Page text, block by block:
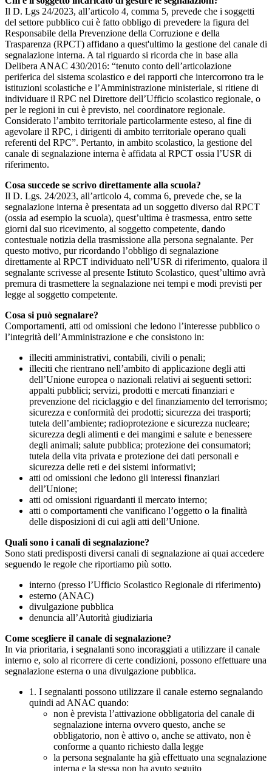
Il D. Lgs 24/2023, all’articolo 4, comma 5, prevede che i soggetti
del settore pubblico cui è fatto obbligo di prevedere la figura del
Responsabile della Prevenzione della Corruzione e della
Trasparenza (RPCT) affidano a quest'ultimo la gestione del canale di
segnalazione interna. A tal riguardo si ricorda che in base alla
Delibera ANAC 430/2016: “tenuto conto dell’articolazione
periferica del sistema scolastico e dei rapporti che intercorrono tra le
istituzioni scolastiche e l’Amministrazione ministeriale, si ritiene di
individuare il RPC nel Direttore dell’Ufficio scolastico regionale, o
per le regioni in cui è previsto, nel coordinatore regionale.
Considerato l’ambito territoriale particolarmente esteso, al fine di
agevolare il RPC, i dirigenti di ambito territoriale operano quali
referenti del RPC”. Pertanto, in ambito scolastico, la gestione del
canale di segnalazione interna è affidata al RPCT ossia l’USR di
riferimento.
Cosa succede se scrivo direttamente alla scuola?
Il D. Lgs. 24/2023, all’articolo 4, comma 6, prevede che, se la
segnalazione interna è presentata ad un soggetto diverso dal RPCT
(ossia ad esempio la scuola), quest’ultima è trasmessa, entro sette
giorni dal suo ricevimento, al soggetto competente, dando
contestuale notizia della trasmissione alla persona segnalante. Per
questo motivo, pur ricordando l’obbligo di segnalazione
direttamente al RPCT individuato nell’USR di riferimento, qualora il
segnalante scrivesse al presente Istituto Scolastico, quest’ultimo avrà
premura di trasmettere la segnalazione nei tempi e modi previsti per
legge al soggetto competente.
Cosa si può segnalare?
Comportamenti, atti od omissioni che ledono l’interesse pubblico o
l’integrità dell’Amministrazione e che consistono in:
illeciti amministrativi, contabili, civili o penali;
illeciti che rientrano nell’ambito di applicazione degli atti
dell’Unione europea o nazionali relativi ai seguenti settori:
appalti pubblici; servizi, prodotti e mercati finanziari e
prevenzione del riciclaggio e del finanziamento del terrorismo;
sicurezza e conformità dei prodotti; sicurezza dei trasporti;
tutela dell’ambiente; radioprotezione e sicurezza nucleare;
sicurezza degli alimenti e dei mangimi e salute e benessere
degli animali; salute pubblica; protezione dei consumatori;
tutela della vita privata e protezione dei dati personali e
sicurezza delle reti e dei sistemi informativi;
atti od omissioni che ledono gli interessi finanziari
dell’Unione;
atti od omissioni riguardanti il mercato interno;
atti o comportamenti che vanificano l’oggetto o la finalità
delle disposizioni di cui agli atti dell’Unione.
Quali sono i canali di segnalazione?
Sono stati predisposti diversi canali di segnalazione ai quai accedere
seguendo le regole che riportiamo più sotto.
interno (presso l’Ufficio Scolastico Regionale di riferimento)
esterno (ANAC)
divulgazione pubblica
denuncia all’Autorità giudiziaria
Come scegliere il canale di segnalazione?
In via prioritaria, i segnalanti sono incoraggiati a utilizzare il canale
interno e, solo al ricorrere di certe condizioni, possono effettuare una
segnalazione esterna o una divulgazione pubblica.
1. I segnalanti possono utilizzare il canale esterno segnalando
quindi ad ANAC quando:
non è prevista l’attivazione obbligatoria del canale di
segnalazione interna ovvero questo, anche se
obbligatorio, non è attivo o, anche se attivato, non è
conforme a quanto richiesto dalla legge
la persona segnalante ha già effettuato una segnalazione
interna e la stessa non ha avuto seguito